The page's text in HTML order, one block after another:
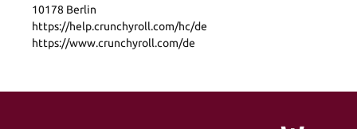
10178 Berlin
https://help.crunchyroll.com/hc/de
https://www.crunchyroll.com/de